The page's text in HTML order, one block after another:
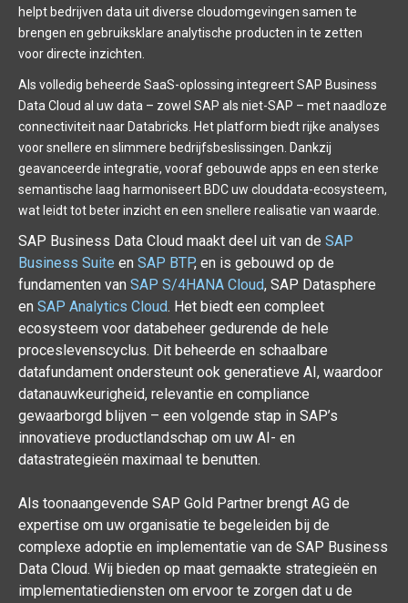
helpt bedrijven data uit diverse cloudomgevingen samen te
brengen en gebruiksklare analytische producten in te zetten
voor directe inzichten.
Als volledig beheerde SaaS-oplossing integreert SAP Business
Data Cloud al uw data – zowel SAP als niet-SAP – met naadloze
connectiviteit naar Databricks. Het platform biedt rijke analyses
voor snellere en slimmere bedrijfsbeslissingen. Dankzij
geavanceerde integratie, vooraf gebouwde apps en een sterke
semantische laag harmoniseert BDC uw clouddata-ecosysteem,
wat leidt tot beter inzicht en een snellere realisatie van waarde.
SAP Business Data Cloud maakt deel uit van de SAP
Business Suite en SAP BTP, en is gebouwd op de
fundamenten van SAP S/4HANA Cloud, SAP Datasphere
en SAP Analytics Cloud. Het biedt een compleet
ecosysteem voor databeheer gedurende de hele
proceslevenscyclus. Dit beheerde en schaalbare
datafundament ondersteunt ook generatieve AI, waardoor
datanauwkeurigheid, relevantie en compliance
gewaarborgd blijven – een volgende stap in SAP’s
innovatieve productlandschap om uw AI- en
datastrategieën maximaal te benutten.
Als toonaangevende SAP Gold Partner brengt AG de
expertise om uw organisatie te begeleiden bij de
complexe adoptie en implementatie van de SAP Business
Data Cloud. Wij bieden op maat gemaakte strategieën en
implementatiediensten om ervoor te zorgen dat u de